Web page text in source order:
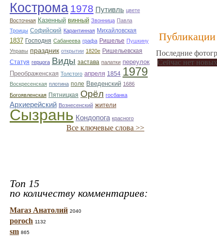
Кострома 1978 Путивль цвете
Восточная Казенный винный Звонница Павла
Троицы Софийский Карантинная Михайловская
1837 Господня Сабанеева графа Ришелье Пушкину
Управы праздник открытии 1820е Ришельевская
Статуя герцога Виды застава палатки переулок
Преображенская Толстого апреля 1854 1979
Воскресенская плотина поле Введенский 1686
Богоявленская Пятницкая Орёл госбанка
Архиерейский Вознесенский жители
Сызрань Кондопога красного
Все ключевые слова >>
Топ 15
по количеству комментариев:
Магаз Анатолий 2040
poroch 1132
sm 865
Публикации
Последние
Сейчас нет